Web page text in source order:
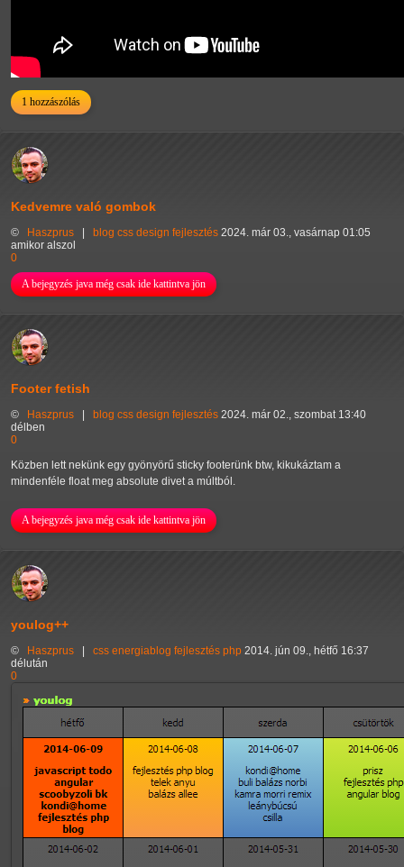
1 hozzászólás
Kedvemre való gombok
© Haszprus blog css design fejlesztés 2024. már 03., vasárnap 01:05
amikor alszol
0
A bejegyzés java még csak ide kattintva jön
Footer fetish
© Haszprus blog css design fejlesztés 2024. már 02., szombat 13:40
délben
0
Közben lett nekünk egy gyönyörű sticky footerünk btw, kikukáztam a
mindenféle float meg absolute divet a múltból.
A bejegyzés java még csak ide kattintva jön
youlog++
© Haszprus css energiablog fejlesztés php 2014. jún 09., hétfő 16:37
délután
0